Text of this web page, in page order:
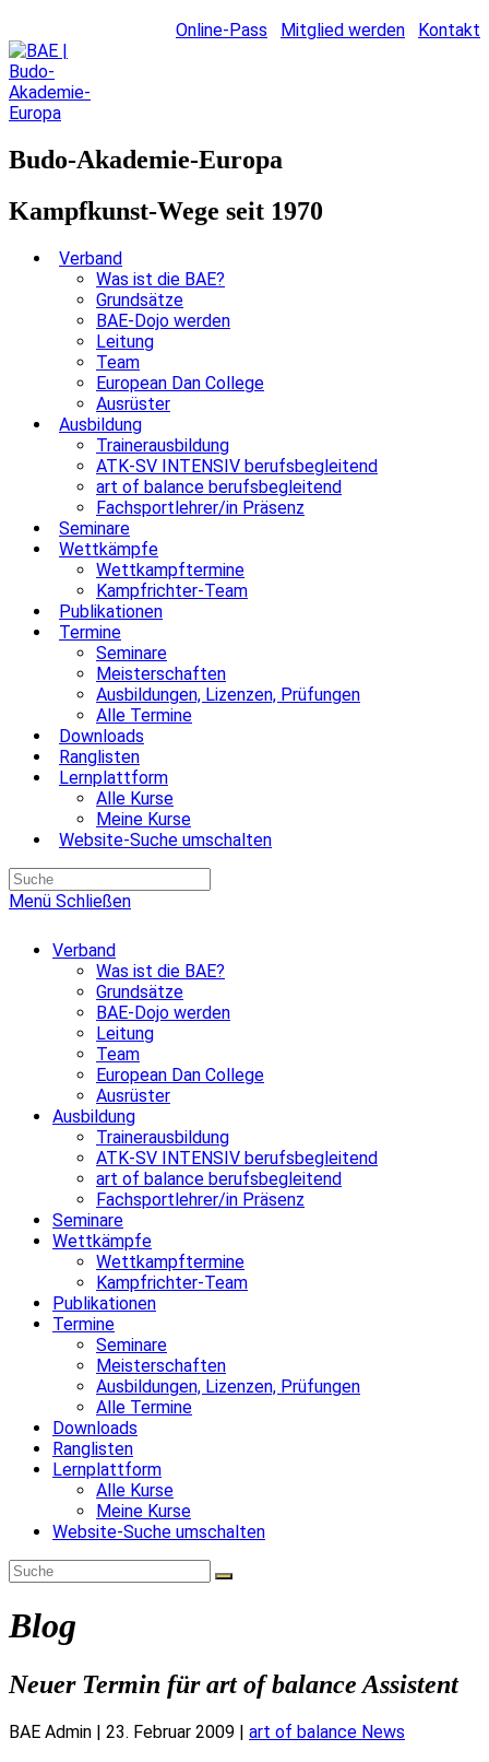
Online-Pass Mitglied werden Kontakt
Budo-Akademie-Europa
Kampfkunst-Wege seit 1970
Verband
Was ist die BAE?
Grundsätze
BAE-Dojo werden
Leitung
Team
European Dan College
Ausrüster
Ausbildung
Trainerausbildung
ATK-SV INTENSIV berufsbegleitend
art of balance berufsbegleitend
Fachsportlehrer/in Präsenz
Seminare
Wettkämpfe
Wettkampftermine
Kampfrichter-Team
Publikationen
Termine
Seminare
Meisterschaften
Ausbildungen, Lizenzen, Prüfungen
Alle Termine
Downloads
Ranglisten
Lernplattform
Alle Kurse
Meine Kurse
Website-Suche umschalten
Menü Schließen
Verband
Was ist die BAE?
Grundsätze
BAE-Dojo werden
Leitung
Team
European Dan College
Ausrüster
Ausbildung
Trainerausbildung
ATK-SV INTENSIV berufsbegleitend
art of balance berufsbegleitend
Fachsportlehrer/in Präsenz
Seminare
Wettkämpfe
Wettkampftermine
Kampfrichter-Team
Publikationen
Termine
Seminare
Meisterschaften
Ausbildungen, Lizenzen, Prüfungen
Alle Termine
Downloads
Ranglisten
Lernplattform
Alle Kurse
Meine Kurse
Website-Suche umschalten
Blog
Neuer Termin für art of balance Assistent
BAE Admin | 23. Februar 2009 | art of balance News